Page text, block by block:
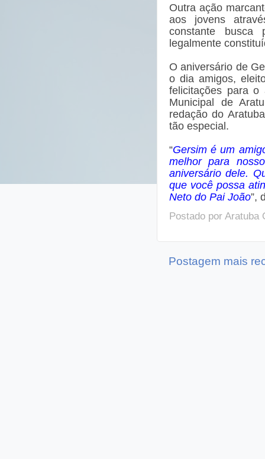
Outra ação
aos jovens
constante busca
legalmente
O aniversário de
o dia amigos,
felicitações para o
Municipal de
redação do
tão especial.
“Gersim é um
melhor para
aniversário dele.
que você possa
Neto do Pai João”,
Postado por Aratuba
Postagem mais